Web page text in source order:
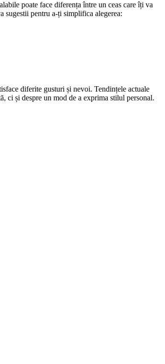
poate face diferența între un ceas care îți va
sugestii pentru a-ți simplifica alegerea:
diferite gusturi și nevoi. Tendințele actuale
ci și despre un mod de a exprima stilul personal.